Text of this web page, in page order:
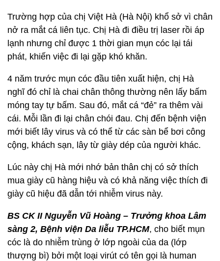
Trường hợp của chị Việt Hà (Hà Nội) khổ sở vì chân
nở ra mắt cá liên tục. Chị Hà đi điều trị laser rồi áp
lạnh nhưng chỉ được 1 thời gian mụn cóc lại tái
phát, khiến việc đi lại gặp khó khăn.
4 năm trước mụn cóc đầu tiên xuất hiện, chị Hà
nghĩ đó chỉ là chai chân thông thường nên lấy bấm
móng tay tự bấm. Sau đó, mắt cá “đẻ” ra thêm vài
cái. Mỗi lần đi lại chân chói đau. Chị đến bệnh viện
mới biết lây virus và có thể từ các sàn bể bơi công
cộng, khách sạn, lây từ giày dép của người khác.
Lúc này chị Hà mới nhớ bản thân chị có sở thích
mua giày cũ hàng hiệu và có khả năng việc thích đi
giày cũ hiệu đã dẫn tới nhiễm virus này.
BS CK II Nguyễn Vũ Hoàng – Trưởng khoa Lâm
sàng 2, Bệnh viện Da liễu TP.HCM, cho biết mụn
cóc là do nhiễm trùng ở lớp ngoài của da (lớp
thượng bì) bởi một loại virút có tên gọi là human